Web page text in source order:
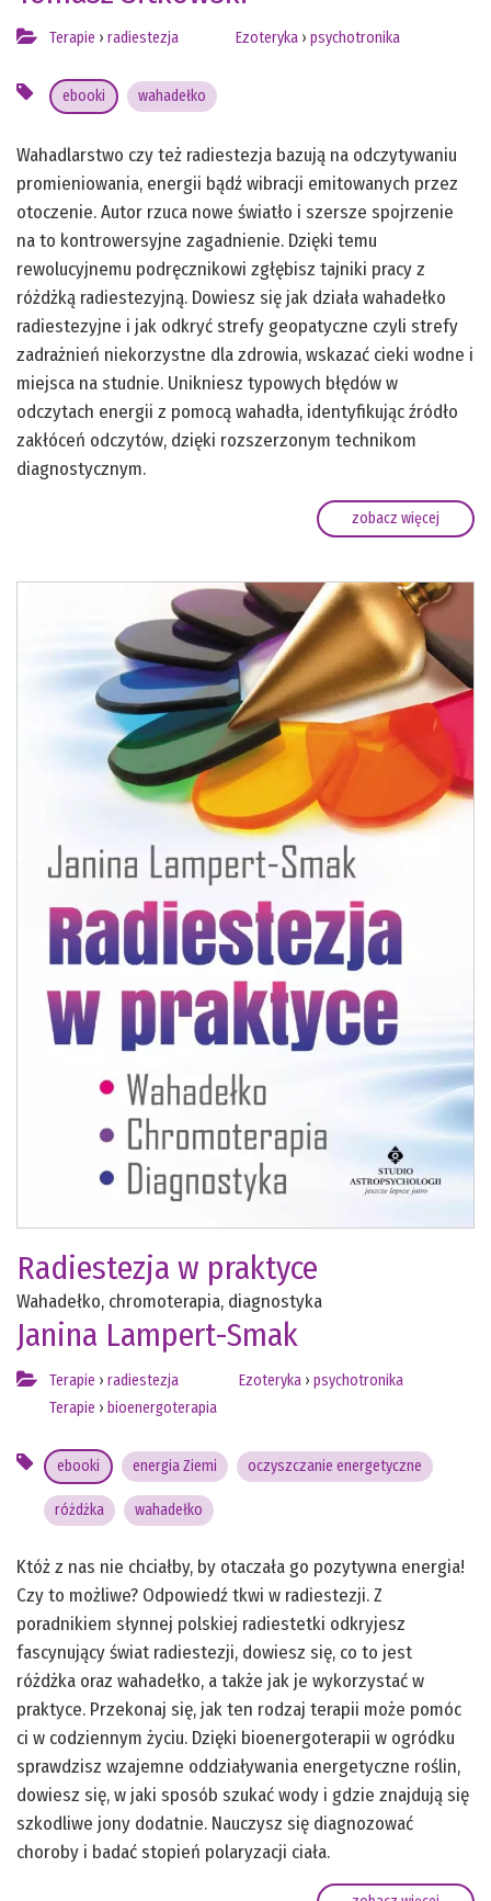
Terapie › radiestezja Ezoteryka › psychotronika
ebooki wahadełko
Wahadlarstwo czy też radiestezja bazują na odczytywaniu
promieniowania, energii bądź wibracji emitowanych przez
otoczenie. Autor rzuca nowe światło i szersze spojrzenie
na to kontrowersyjne zagadnienie. Dzięki temu
rewolucyjnemu podręcznikowi zgłębisz tajniki pracy z
różdżką radiestezyjną. Dowiesz się jak działa wahadełko
radiestezyjne i jak odkryć strefy geopatyczne czyli strefy
zadrażnień niekorzystne dla zdrowia, wskazać cieki wodne i
miejsca na studnie. Unikniesz typowych błędów w
odczytach energii z pomocą wahadła, identyfikując źródło
zakłóceń odczytów, dzięki rozszerzonym technikom
diagnostycznym.
zobacz więcej
Radiestezja w praktyce
Wahadełko, chromoterapia, diagnostyka
Janina Lampert-Smak
Terapie › radiestezja
Terapie › bioenergoterapia
Ezoteryka › psychotronika
ebooki energia Ziemi oczyszczanie energetyczne
różdżka wahadełko
Któż z nas nie chciałby, by otaczała go pozytywna energia!
Czy to możliwe? Odpowiedź tkwi w radiestezji. Z
poradnikiem słynnej polskiej radiestetki odkryjesz
fascynujący świat radiestezji, dowiesz się, co to jest
różdżka oraz wahadełko, a także jak je wykorzystać w
praktyce. Przekonaj się, jak ten rodzaj terapii może pomóc
ci w codziennym życiu. Dzięki bioenergoterapii w ogródku
sprawdzisz wzajemne oddziaływania energetyczne roślin,
dowiesz się, w jaki sposób szukać wody i gdzie znajdują się
szkodliwe jony dodatnie. Nauczysz się diagnozować
choroby i badać stopień polaryzacji ciała.